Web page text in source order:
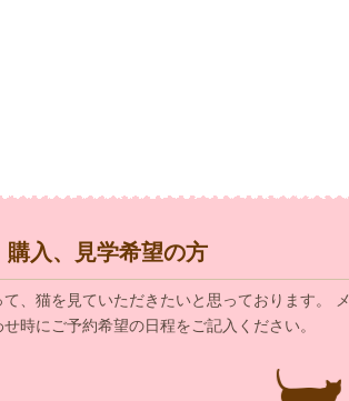
購入、見学希望の方
、猫を見ていただきたいと思っております。 メ
時にご予約希望の日程をご記入ください。